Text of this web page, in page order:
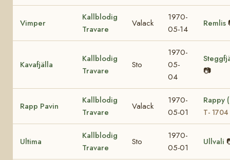
Vimper
Kallblodig
Travare
Valack
1970-
05-14
Remlis
Kavafjälla
Kallblodig
Travare
Sto
1970-
05-
04
📷
Rapp Pavin
Kallblodig
Travare
Valack
1970-
05-01
Rappy
T- 1704
Ultima
Kallblodig
Travare
Sto
1970-
05-01
Ullvali